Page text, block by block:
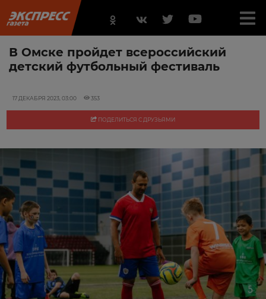
В Омске пройдет всероссийский
детский футбольный фестиваль
17 ДЕКАБРЯ 2023, 03:00 353
ПОДЕЛИТЬСЯ С ДРУЗЬЯМИ